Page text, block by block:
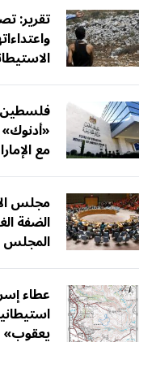
تقرير:
فلسطين
مع
مجلس
الضفة
المجلس
يعقوب»